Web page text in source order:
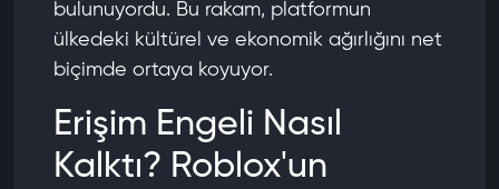
bulunuyordu. Bu rakam, platformun
ülkedeki kültürel ve ekonomik ağırlığını net
biçimde ortaya koyuyor.
Erişim Engeli Nasıl
Kalktı? Roblox'un